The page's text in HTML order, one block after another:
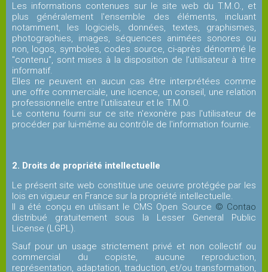
COMPETITION
Equipes
Jeunes
Equipes
Séniors
Séniors
Plus
Autres
équipes
Les informations contenues sur le site web du T.M.O., et
plus généralement l'ensemble des éléments, incluant
notamment, les logiciels, données, textes, graphismes,
photographies, images, séquences animées sonores ou
non, logos, symboles, codes source, ci-après dénommé le
"contenu", sont mises à la disposition de l’utilisateur à titre
informatif.
Elles ne peuvent en aucun cas être interprétées comme
une offre commerciale, une licence, un conseil, une relation
professionnelle entre l'utilisateur et le T.M.O.
Le contenu fourni sur ce site n'exonère pas l'utilisateur de
procéder par lui-même au contrôle de l'information fournie.
2. Droits de propriété intellectuelle
Le présent site web constitue une oeuvre protégée par les
lois en vigueur en France sur la propriété intellectuelle.
Il a été conçu en utilisant le CMS Open Source © Contao
distribué gratuitement sous la Lesser General Public
License (LGPL).
Sauf pour un usage strictement privé et non collectif ou
commercial du copiste, aucune reproduction,
représentation, adaptation, traduction, et/ou transformation,